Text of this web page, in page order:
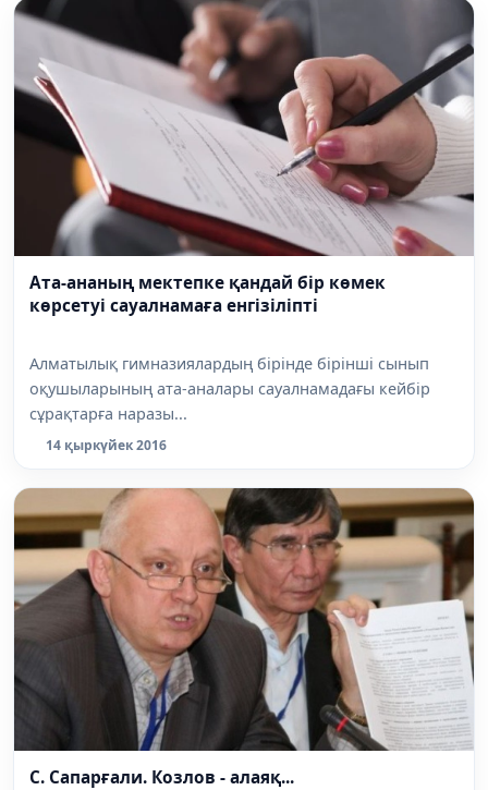
Ата-ананың мектепке қандай бір көмек
көрсетуі сауалнамаға енгізіліпті
Алматылық гимназиялардың бірінде бірінші сынып
оқушыларының ата-аналары сауалнамадағы кейбір
сұрақтарға наразы...
14 қыркүйек 2016
С. Сапарғали. Козлов - алаяқ...